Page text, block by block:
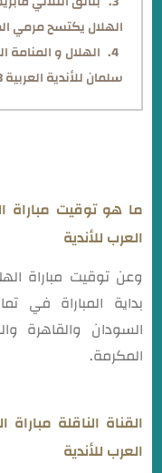
الهلال يكتسح مرمي
الهلال و
سلمان للأندية العربية 2023
ما هو توقيت مباراة
العرب للأندية
وعن توقيت مباراة
بداية المباراة في
السودان والقاهرة
المكرمة.
القناة الناقلة
العرب للأندية